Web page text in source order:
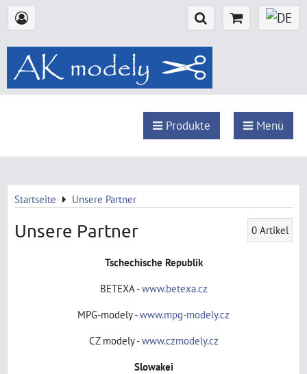
Produkte Menü
Startseite Unsere Partner
Unsere Partner 0 Artikel
Tschechische Republik
BETEXA -www.betexa.cz
MPG-modely -www.mpg-modely.cz
CZ modely -www.czmodely.cz
Slowakei